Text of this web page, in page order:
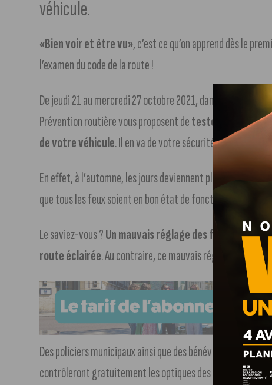
véhicule.
«Bien voir et être vu», c’est ce qu’on apprend dès le
l’examen du code de la route !
De jeudi 21 au mercredi 27 octobre 2021, dans le cadre de
Prévention routière vous proposent detester votre vue
de votre véhicule. Il en va de votre sécurité mais aussi
En effet, à l’automne, les jours deviennent plus courts et
que tous les feux soient en bon état de fonctionnement
Le saviez-vous ?Un mauvais réglage des feux de
route éclairée. Au contraire, ce mauvais réglage peut aussi
Des policiers municipaux ainsi que des bénévoles de
contrôleront gratuitement les optiques des véhicules.